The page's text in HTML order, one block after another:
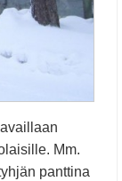
Mm.
panttina